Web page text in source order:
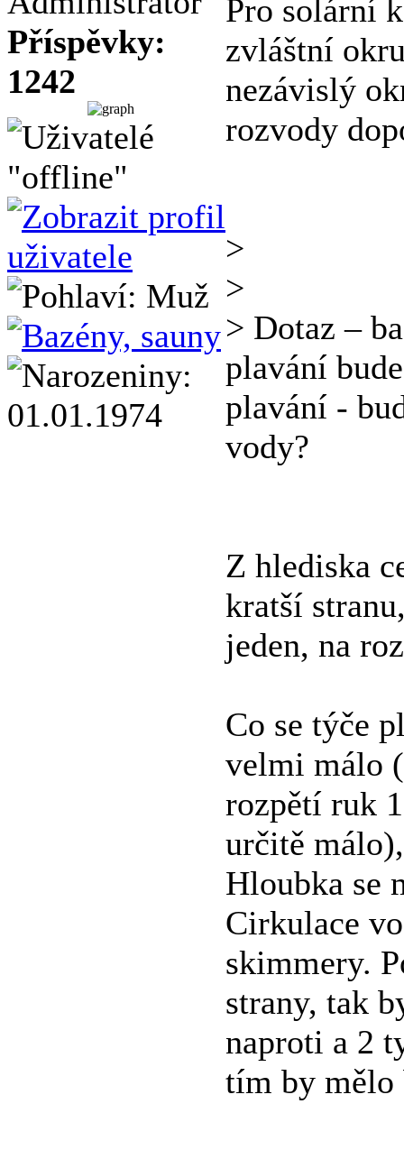
Příspěvky:
1242
Pro solární
zvláštní
nezávislý
rozvody
>
>
> Dotaz –
plavání
plavání -
vody?
Z hlediska
kratší
jeden, na
Co se týče
velmi málo
rozpětí ruk
určitě
Hloubka se
Cirkulace
skimmery.
strany, tak
naproti a 2
tím by mělo